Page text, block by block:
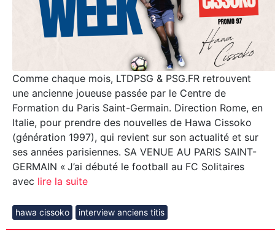
Comme chaque mois, LTDPSG & PSG.FR retrouvent
une ancienne joueuse passée par le Centre de
Formation du Paris Saint-Germain. Direction Rome, en
Italie, pour prendre des nouvelles de Hawa Cissoko
(génération 1997), qui revient sur son actualité et sur
ses années parisiennes. SA VENUE AU PARIS SAINT-
GERMAIN « J’ai débuté le football au FC Solitaires
avec lire la suite
hawa cissoko interview anciens titis